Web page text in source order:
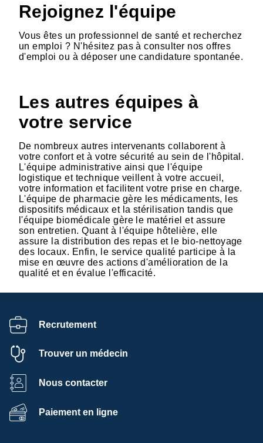
Rejoignez l'équipe
Vous êtes un professionnel de santé et recherchez
un emploi ? N'hésitez pas à consulter nos offres
d'emploi ou à déposer une candidature spontanée.
Les autres équipes à
votre service
De nombreux autres intervenants collaborent à
votre confort et à votre sécurité au sein de l'hôpital.
L'équipe administrative ainsi que l'équipe
logistique et technique veillent à votre accueil,
votre information et facilitent votre prise en charge.
L'équipe de pharmacie gère les médicaments, les
dispositifs médicaux et la stérilisation tandis que
l'équipe biomédicale gère le matériel et assure
son entretien. Quant à l'équipe hôtelière, elle
assure la distribution des repas et le bio-nettoyage
des locaux. Enfin, le service qualité participe à la
mise en œuvre des actions d'amélioration de la
qualité et en évalue l'efficacité.
Recrutement
Trouver un médecin
Nous contacter
Paiement en ligne